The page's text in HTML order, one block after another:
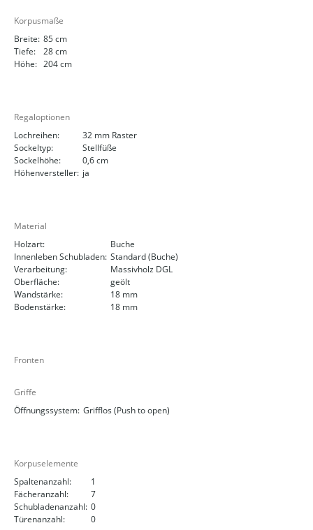
Korpusmaße
Breite: 85 cm
Tiefe:
28 cm
Höhe: 204 cm
Regaloptionen
Lochreihen:
32 mm Raster
Sockeltyp:
Stellfüße
Sockelhöhe:
0,6 cm
Höhenversteller: ja
Material
Holzart:
Buche
Innenleben Schubladen: Standard (Buche)
Verarbeitung:
Massivholz DGL
Oberfläche:
geölt
Wandstärke:
18 mm
Bodenstärke:
18 mm
Fronten
Griffe
Öffnungssystem: Grifflos (Push to open)
Korpuselemente
Spaltenanzahl:
1
Fächeranzahl:
7
Schubladenanzahl: 0
Türenanzahl:
0